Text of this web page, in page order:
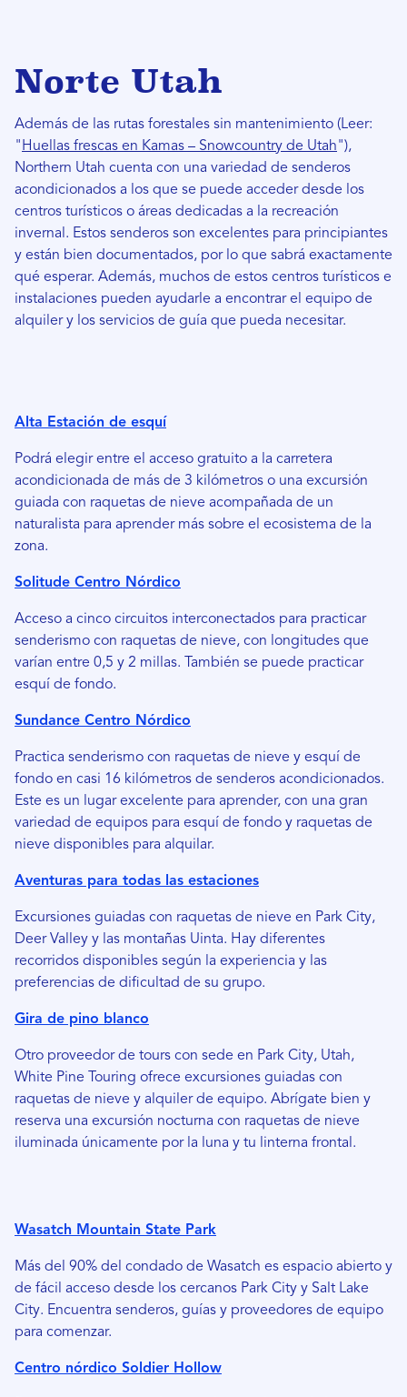
Norte Utah
Además de las rutas forestales sin mantenimiento (Leer:
" Huellas frescas en Kamas – Snowcountry de Utah"),
Northern Utah cuenta con una variedad de senderos
acondicionados a los que se puede acceder desde los
centros turísticos o áreas dedicadas a la recreación
invernal. Estos senderos son excelentes para principiantes
y están bien documentados, por lo que sabrá exactamente
qué esperar. Además, muchos de estos centros turísticos e
instalaciones pueden ayudarle a encontrar el equipo de
alquiler y los servicios de guía que pueda necesitar.
Alta Estación de esquí
Podrá elegir entre el acceso gratuito a la carretera
acondicionada de más de 3 kilómetros o una excursión
guiada con raquetas de nieve acompañada de un
naturalista para aprender más sobre el ecosistema de la
zona.
Solitude Centro Nórdico
Acceso a cinco circuitos interconectados para practicar
senderismo con raquetas de nieve, con longitudes que
varían entre 0,5 y 2 millas. También se puede practicar
esquí de fondo.
Sundance Centro Nórdico
Practica senderismo con raquetas de nieve y esquí de
fondo en casi 16 kilómetros de senderos acondicionados.
Este es un lugar excelente para aprender, con una gran
variedad de equipos para esquí de fondo y raquetas de
nieve disponibles para alquilar.
Aventuras para todas las estaciones
Excursiones guiadas con raquetas de nieve en Park City,
Deer Valley y las montañas Uinta. Hay diferentes
recorridos disponibles según la experiencia y las
preferencias de dificultad de su grupo.
Gira de pino blanco
Otro proveedor de tours con sede en Park City, Utah,
White Pine Touring ofrece excursiones guiadas con
raquetas de nieve y alquiler de equipo. Abrígate bien y
reserva una excursión nocturna con raquetas de nieve
iluminada únicamente por la luna y tu linterna frontal.
Wasatch Mountain State Park
Más del 90% del condado de Wasatch es espacio abierto y
de fácil acceso desde los cercanos Park City y Salt Lake
City. Encuentra senderos, guías y proveedores de equipo
para comenzar.
Centro nórdico Soldier Hollow